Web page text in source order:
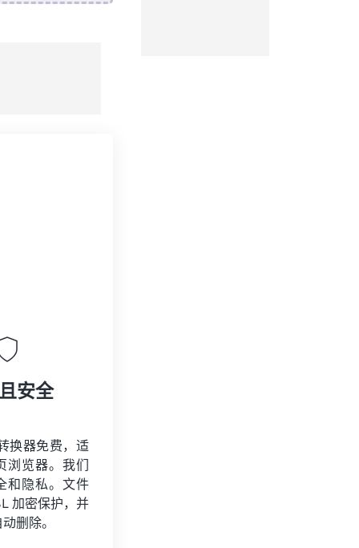
安全
换器免费，适
浏览器。我们
和隐私。文件
加密保护，并
删除。